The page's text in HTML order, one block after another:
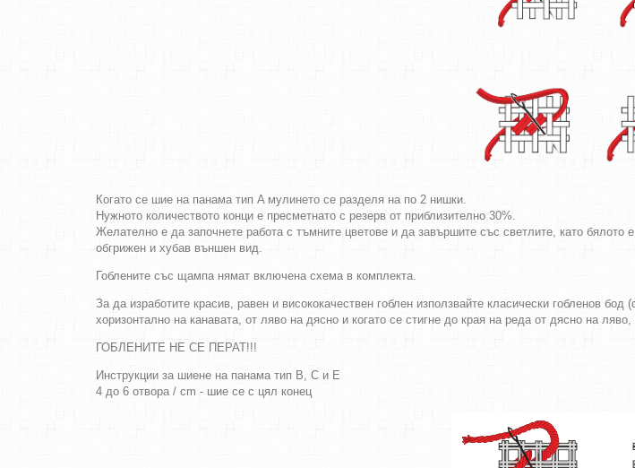
Когато се шие на панама тип A мулинето се разделя на по 2 нишки.
Нужното количеството конци е пресметнато с резерв от приблизително 30%.
Желателно е да започнете работа с тъмните цветове и да завършите със светлите, като
обгрижен и хубав външен вид.
Гоблените със щампа нямат включена схема в комплекта.
За да изработите красив, равен и висококачествен гоблен използвайте класически гобленов
хоризонтално на канавата, от ляво на дясно и когато се стигне до края на реда от дясно на
ГОБЛЕНИТЕ НЕ СЕ ПЕРАТ!!!
Инструкции за шиене на панама тип B, C и E
4 до 6 отвора / cm - шие се с цял конец